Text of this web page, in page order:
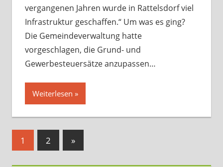
vergangenen Jahren wurde in Rattelsdorf viel
Infrastruktur geschaffen.“ Um was es ging?
Die Gemeindeverwaltung hatte
vorgeschlagen, die Grund- und
Gewerbesteuersätze anzupassen…
Weiterlesen
Seitennummerierung
1 2
Nächste
Beiträge
»